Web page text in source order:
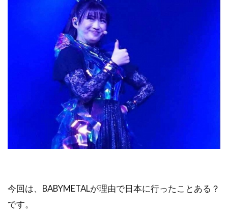
今回は、BABYMETALが理由で日本に行ったことある？
です。